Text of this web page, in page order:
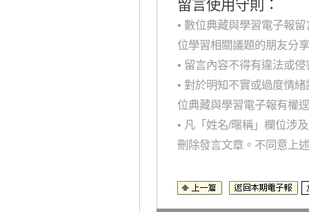
留言使用守則：
• 數位典藏與學習電子報
位學習相關議題的朋友分
• 留言內容不得有違法或
• 對於明知不實或過度情
位典藏與學習電子報有權
• 凡「姓名/暱稱」欄位涉
刪除發言文章。不同意上